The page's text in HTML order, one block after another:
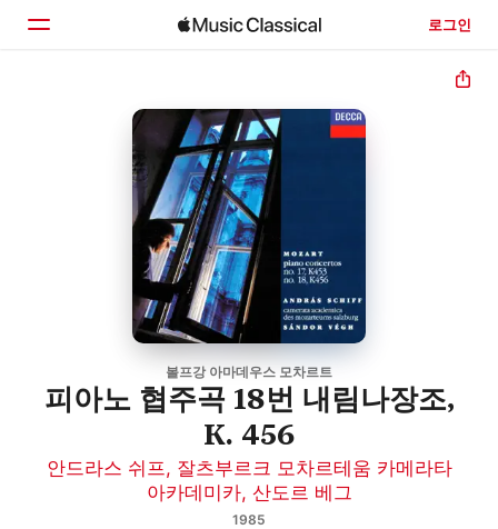
로그인
둘러보기
볼프강 아마데우스 모차르트
피아노 협주곡 18번 내림나장조,
K. 456
안드라스 쉬프, 잘츠부르크 모차르테움 카메라타
아카데미카, 산도르 베그
1985